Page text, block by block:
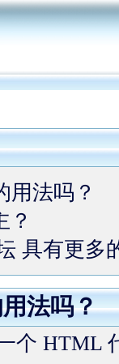
用法吗？
？
具有更多
法吗？
HTML